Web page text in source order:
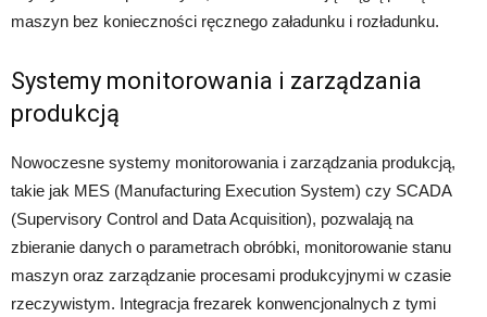
maszyn bez konieczności ręcznego załadunku i rozładunku.
Systemy monitorowania i zarządzania
produkcją
Nowoczesne systemy monitorowania i zarządzania produkcją,
takie jak MES (Manufacturing Execution System) czy SCADA
(Supervisory Control and Data Acquisition), pozwalają na
zbieranie danych o parametrach obróbki, monitorowanie stanu
maszyn oraz zarządzanie procesami produkcyjnymi w czasie
rzeczywistym. Integracja frezarek konwencjonalnych z tymi